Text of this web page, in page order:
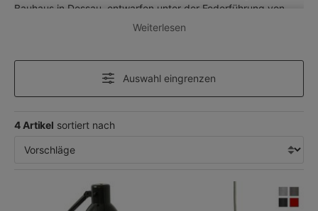
Bauhaus in Dessau, entwarfen unter der Federführung von
Bauhaus-Professor László Moholy-Nagy zwischen 1928 und
Die 1889 als „elektrotechnische Fabrik von Körting und
Mathiesen (K & M) mit Spezialität auf Armaturen für
elektrische Beleuchtung“ in Leipzig gegründete Firma war bis
des Landes.
In den vergangenen Jahren wurde unter der Bezeichnung
Weiterlesen
Auswahl eingrenzen
4 Artikel sortiert nach